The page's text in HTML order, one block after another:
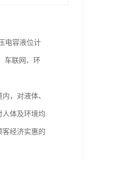
电容液位计
车联网、环
，对液体、
人体及环境均
客经济实惠的